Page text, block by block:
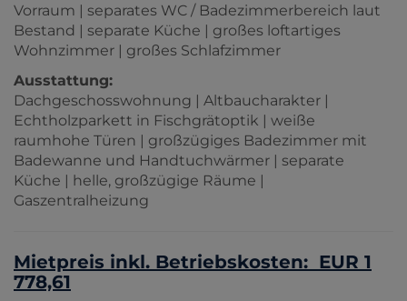
Vorraum | separates WC / Badezimmerbereich laut
Bestand | separate Küche | großes loftartiges
Wohnzimmer | großes Schlafzimmer
Ausstattung:
Dachgeschosswohnung | Altbaucharakter |
Echtholzparkett in Fischgrätoptik | weiße
raumhohe Türen | großzügiges Badezimmer mit
Badewanne und Handtuchwärmer | separate
Küche | helle, großzügige Räume |
Gaszentralheizung
Mietpreis inkl. Betriebskosten: EUR 1
778,61